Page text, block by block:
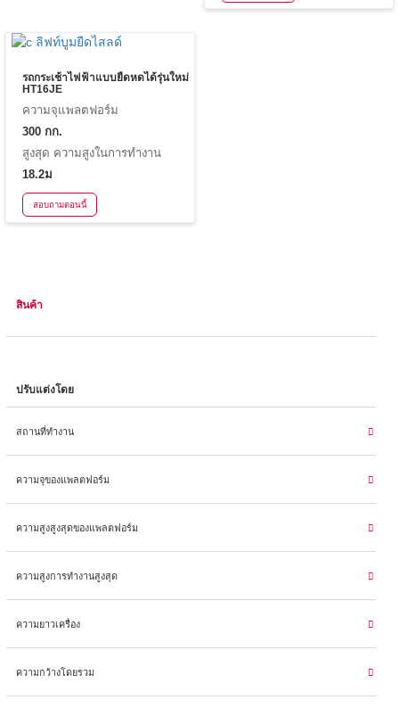
สินค้า
ปรับแต่งโดย
สถานที่ทำงาน
ความจุของแพลตฟอร์ม
ความสูงสูงสุดของแพลตฟอร์ม
ความสูงการทำงานสูงสุด
ความยาวเครื่อง
ความกว้างโดยรวม
รถกระเช้าไฟฟ้าแบบยืดหดได้รุ่นใหม่
HT16JE
ความจุแพลตฟอร์ม
300 กก.
สูงสุด ความสูงในการทำงาน
18.2ม
สอบถามตอนนี้